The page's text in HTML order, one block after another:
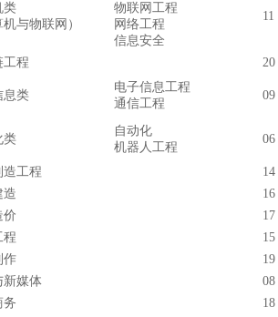
类
机与物联网）
物联网工程
网络工程
信息安全
11
工程 20
息类
电子信息工程
通信工程
09
类
自动化
机器人工程
06
造工程 14
造
16
价
17
程
15
作
19
新媒体
08
务
18